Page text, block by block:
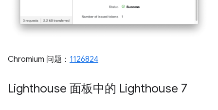
Chromium 问题： 1126824
Lighthouse 面板中的 Lighthouse 7